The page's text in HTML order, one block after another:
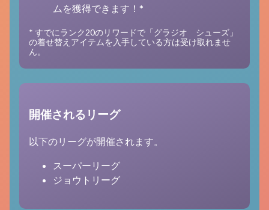
ムを獲得できます！*
* すでにランク20のリワードで「グラジオ シューズ」
の着せ替えアイテムを入手している方は受け取れませ
ん。
開催されるリーグ
以下のリーグが開催されます。
スーパーリーグ
ジョウトリーグ